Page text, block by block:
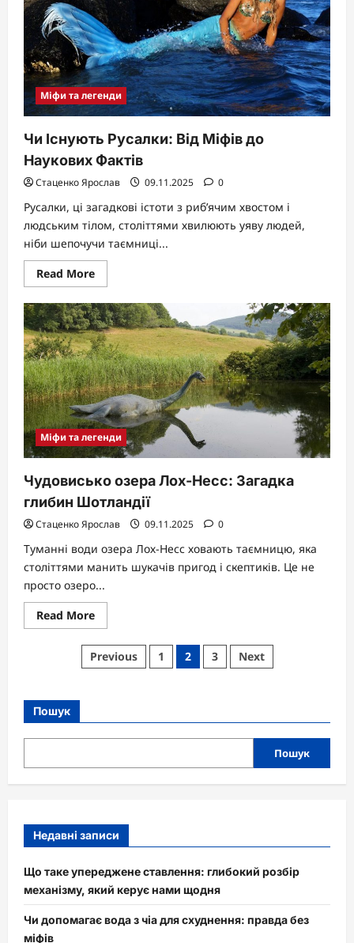
Міфи та легенди
Чи Існують Русалки: Від Міфів до
Наукових Фактів
Стаценко Ярослав 09.11.2025 0
Русалки, ці загадкові істоти з риб’ячим хвостом і
людським тілом, століттями хвилюють уяву людей,
ніби шепочучи таємниці...
Read MoreRead
more
Чи
Існують
Русалки:
Від
Міфів
до
Наукових
Фактів
Міфи та легенди
Чудовисько озера Лох-Несс: Загадка
глибин Шотландії
Стаценко Ярослав 09.11.2025 0
Туманні води озера Лох-Несс ховають таємницю, яка
століттями манить шукачів пригод і скептиків. Це не
просто озеро...
Read MoreRead
more
Чудовисько
озера
Лох-
Пагінація
Previous 1 2 3 Next
Пошук
Пошук
Недавні записи
Що таке упереджене ставлення: глибокий розбір
механізму, який керує нами щодня
Чи допомагає вода з чіа для схуднення: правда без
міфів